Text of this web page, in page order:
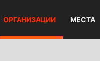
ОРГАНИЗАЦИИ МЕСТА